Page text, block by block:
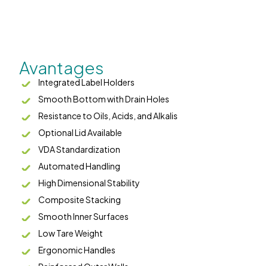
Avantages
Integrated Label Holders
Smooth Bottom with Drain Holes
Resistance to Oils, Acids, and Alkalis
Optional Lid Available
VDA Standardization
Automated Handling
High Dimensional Stability
Composite Stacking
Smooth Inner Surfaces
Low Tare Weight
Ergonomic Handles